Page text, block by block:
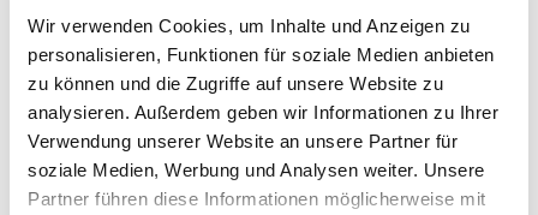
Wir verwenden Cookies, um Inhalte und Anzeigen zu
personalisieren, Funktionen für soziale Medien anbieten
zu können und die Zugriffe auf unsere Website zu
analysieren. Außerdem geben wir Informationen zu Ihrer
Verwendung unserer Website an unsere Partner für
soziale Medien, Werbung und Analysen weiter. Unsere
Partner führen diese Informationen möglicherweise mit
Dies könnte Sie auch
interessieren